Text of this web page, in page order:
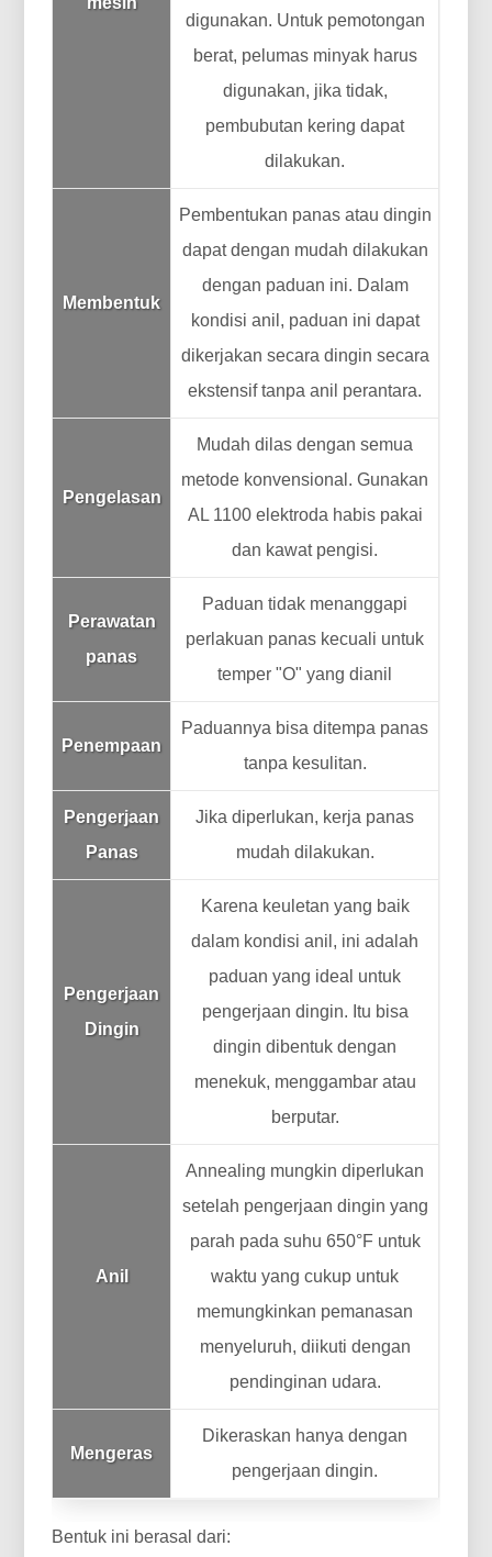
digunakan. Untuk pemotongan
berat, pelumas minyak harus
digunakan, jika tidak,
pembubutan kering dapat
dilakukan.
Membentuk
Pembentukan panas atau dingin
dapat dengan mudah dilakukan
dengan paduan ini. Dalam
kondisi anil, paduan ini dapat
dikerjakan secara dingin secara
ekstensif tanpa anil perantara.
Pengelasan
Mudah dilas dengan semua
metode konvensional. Gunakan
AL 1100 elektroda habis pakai
dan kawat pengisi.
Perawatan
panas
Paduan tidak menanggapi
perlakuan panas kecuali untuk
temper "O" yang dianil
Penempaan
Paduannya bisa ditempa panas
tanpa kesulitan.
Pengerjaan
Panas
Jika diperlukan, kerja panas
mudah dilakukan.
Pengerjaan
Dingin
Karena keuletan yang baik
dalam kondisi anil, ini adalah
paduan yang ideal untuk
pengerjaan dingin. Itu bisa
dingin dibentuk dengan
menekuk, menggambar atau
berputar.
Anil
Annealing mungkin diperlukan
setelah pengerjaan dingin yang
parah pada suhu 650°F untuk
waktu yang cukup untuk
memungkinkan pemanasan
menyeluruh, diikuti dengan
pendinginan udara.
Mengeras
Dikeraskan hanya dengan
pengerjaan dingin.
Bentuk ini berasal dari: